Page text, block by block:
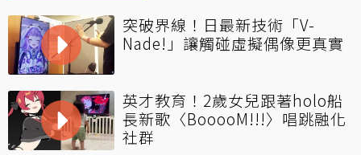
突破界線！日最新技術「V-
Nade!」讓觸碰虛擬偶像更真實
英才教育！2歲女兒跟著holo船
長新歌〈BooooM!!!〉唱跳融化
社群